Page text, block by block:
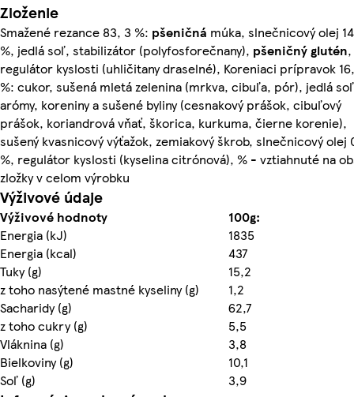
Zloženie
Smažené rezance 83, 3 %: pšeničná múka, slnečnicový olej
%, jedlá soľ, stabilizátor (polyfosforečnany), pšeničnýglutén,
regulátor kyslosti (uhličitany draselné), Koreniaci prípravok
%: cukor, sušená mletá zelenina (mrkva, cibuľa, pór), jedlá
arómy, koreniny a sušené byliny (cesnakový prášok, cibuľový
prášok, koriandrová vňať, škorica, kurkuma, čierne korenie),
sušený kvasnicový výťažok, zemiakový škrob, slnečnicový olej
%, regulátor kyslosti (kyselina citrónová), % - vztiahnuté na
zložky v celom výrobku
Výživové údaje
Výživové hodnoty
100g:
Energia (kJ)
1835
Energia (kcal)
437
Tuky (g)
15,2
z toho nasýtené mastné kyseliny (g)
1,2
Sacharidy (g)
62,7
z toho cukry (g)
5,5
Vláknina (g)
3,8
Bielkoviny (g)
10,1
Soľ (g)
3,9